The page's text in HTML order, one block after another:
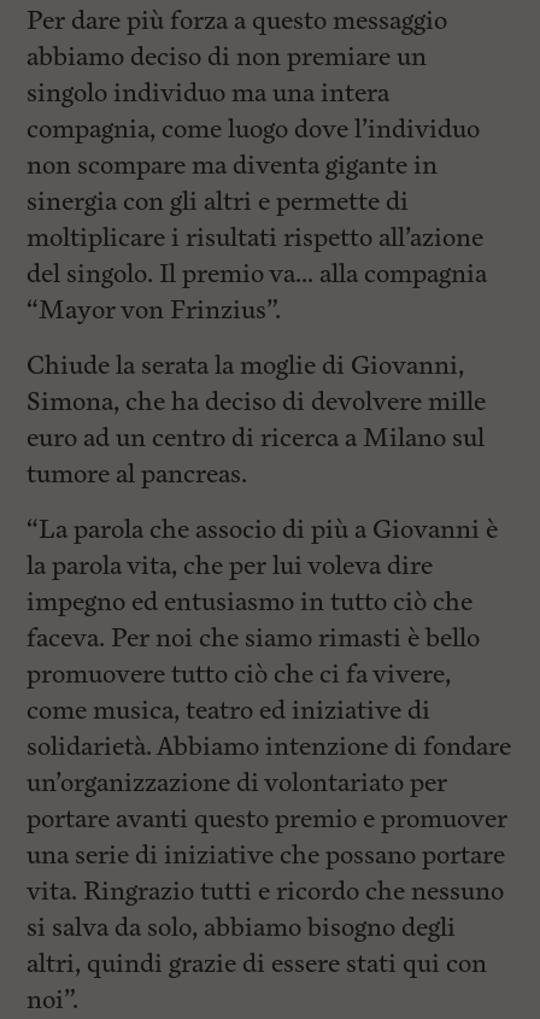
Per dare più forza a questo messaggio
abbiamo deciso di non premiare un
singolo individuo ma una intera
compagnia, come luogo dove l’individuo
non scompare ma diventa gigante in
sinergia con gli altri e permette di
moltiplicare i risultati rispetto all’azione
del singolo. Il premio va… alla compagnia
“Mayor von Frinzius”.
Chiude la serata la moglie di Giovanni,
Simona, che ha deciso di devolvere mille
euro ad un centro di ricerca a Milano sul
tumore al pancreas.
“La parola che associo di più a Giovanni è
la parola vita, che per lui voleva dire
impegno ed entusiasmo in tutto ciò che
faceva. Per noi che siamo rimasti è bello
promuovere tutto ciò che ci fa vivere,
come musica, teatro ed iniziative di
solidarietà. Abbiamo intenzione di fondare
un’organizzazione di volontariato per
portare avanti questo premio e promuover
una serie di iniziative che possano portare
vita. Ringrazio tutti e ricordo che nessuno
si salva da solo, abbiamo bisogno degli
altri, quindi grazie di essere stati qui con
noi”.